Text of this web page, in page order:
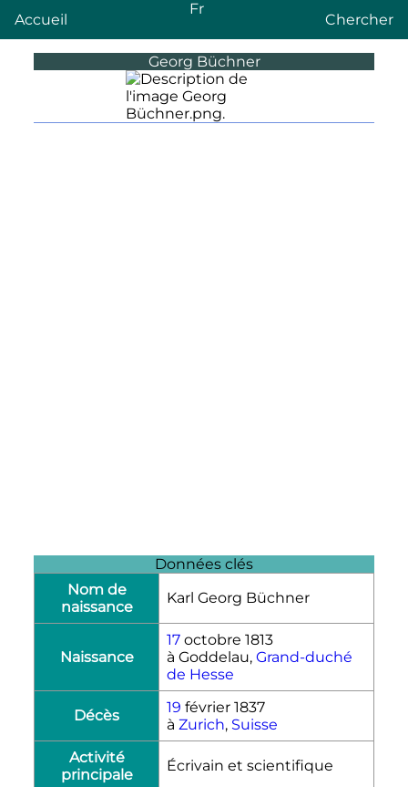
Accueil
Fr
Chercher
Georg Büchner
Données clés
Nom de
naissance
Karl Georg Büchner
Naissance
17 octobre 1813
à Goddelau, Grand-duché
de Hesse
Décès 19 février 1837
à Zurich, Suisse
Activité
principale
Écrivain et scientifique